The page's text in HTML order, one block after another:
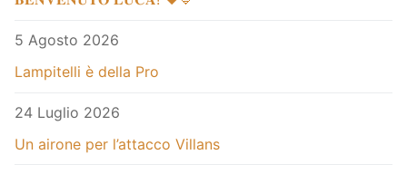
5 Agosto 2026
Lampitelli è della Pro
24 Luglio 2026
Un airone per l’attacco Villans